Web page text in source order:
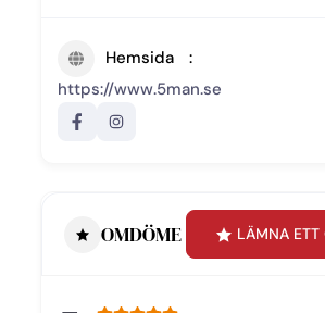
Hemsida
https://www.5man.se
OMDÖME LÄMNA